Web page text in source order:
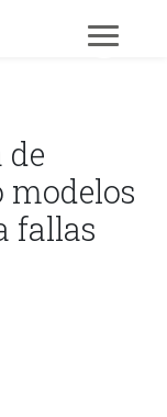
de
fallas